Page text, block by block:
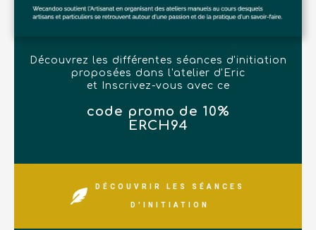
Découvrez les différentes séances d'initiation
proposées dans l'atelier d'Eric
et Inscrivez-vous avec ce
code promo de 10%
ERCH94
DÉCOUVRIR LES SÉANCES
D'INITIATION